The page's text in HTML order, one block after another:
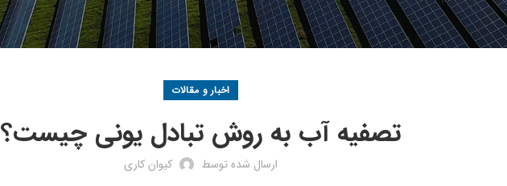
اخبار و مقالات
تصفیه آب به روش تبادل یونی چیست؟
ارسال شده توسط کیوان کاری